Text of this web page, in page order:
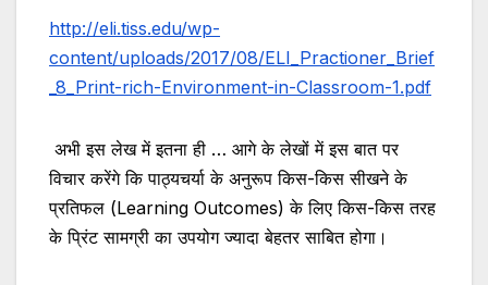
http://eli.tiss.edu/wp-
content/uploads/2017/08/ELI_Practioner_Brief
_8_Print-rich-Environment-in-Classroom-1.pdf
अभी इस लेख में इतना ही … आगे के लेखों में इस बात पर
विचार करेंगे कि पाठ्यचर्या के अनुरूप किस-किस सीखने के
प्रतिफल (Learning Outcomes) के लिए किस-किस तरह
के प्रिंट सामग्री का उपयोग ज्यादा बेहतर साबित होगा।